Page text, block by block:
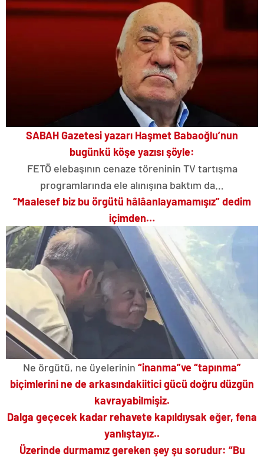
SABAH Gazetesi yazarı Haşmet Babaoğlu’nun
bugünkü köşe yazısı şöyle:
FETÖ elebaşının cenaze töreninin TV tartışma
programlarında ele alınışına baktım da…
“Maalesef biz bu örgütü hâlâanlayamamışız”dedim
içimden…
Ne örgütü, ne üyelerinin “inanma”ve“tapınma”
biçimlerini ne dearkasındakiitici gücü doğru düzgün
kavrayabilmişiz.
Dalga geçecek kadar rehavete kapıldıysak eğer, fena
yanlıştayız..
Üzerinde durmamız gereken şey şu sorudur: “Bu